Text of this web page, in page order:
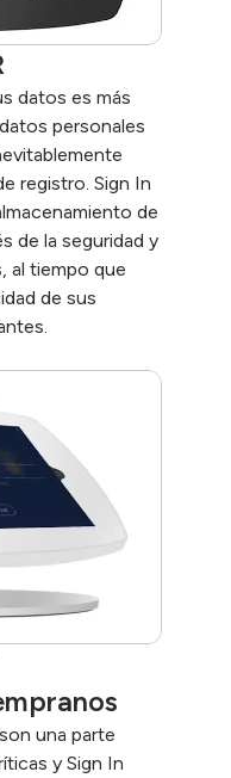
datos es más
personales
registro. Sign In
de
de la seguridad y
al tiempo que
de sus
una parte
y Sign In